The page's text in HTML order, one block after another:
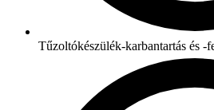
Tűzoltókészülék-karbantartás és -